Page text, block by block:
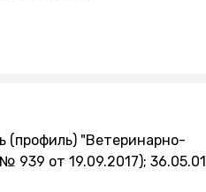
(профиль) "Ветеринарно-
939 от 19.09.2017); 36.05.01